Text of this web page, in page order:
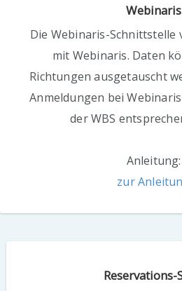
Webinaris
Die Webinaris-Schnittstelle
mit Webinaris. Daten
Richtungen ausgetauscht
Anmeldungen bei
der WBS
Anleitung:
zur
Reservations-